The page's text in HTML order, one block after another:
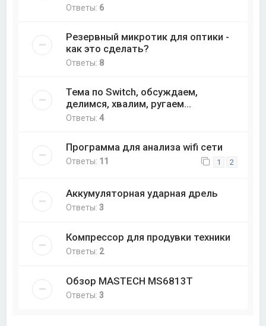
Ответы: 6
Резервный микротик для оптики -
как это сделать?
Ответы: 8
Тема по Switch, обсуждаем,
делимся, хвалим, ругаем...
Ответы:4
Программа для анализа wifi сети
Ответы: 11 1 2
Аккумуляторная ударная дрель
Ответы:3
Компрессор для продувки техники
Ответы: 2
Обзор MASTECH MS6813T
Ответы:3